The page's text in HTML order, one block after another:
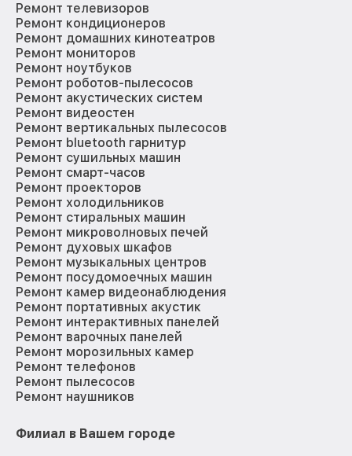
Ремонт телевизоров
Ремонт кондиционеров
Ремонт домашних кинотеатров
Ремонт мониторов
Ремонт ноутбуков
Ремонт роботов-пылесосов
Ремонт акустических систем
Ремонт видеостен
Ремонт вертикальных пылесосов
Ремонт bluetooth гарнитур
Ремонт сушильных машин
Ремонт смарт-часов
Ремонт проекторов
Ремонт холодильников
Ремонт стиральных машин
Ремонт микроволновых печей
Ремонт духовых шкафов
Ремонт музыкальных центров
Ремонт посудомоечных машин
Ремонт камер видеонаблюдения
Ремонт портативных акустик
Ремонт интерактивных панелей
Ремонт варочных панелей
Ремонт морозильных камер
Ремонт телефонов
Ремонт пылесосов
Ремонт наушников
Филиал в Вашем городе